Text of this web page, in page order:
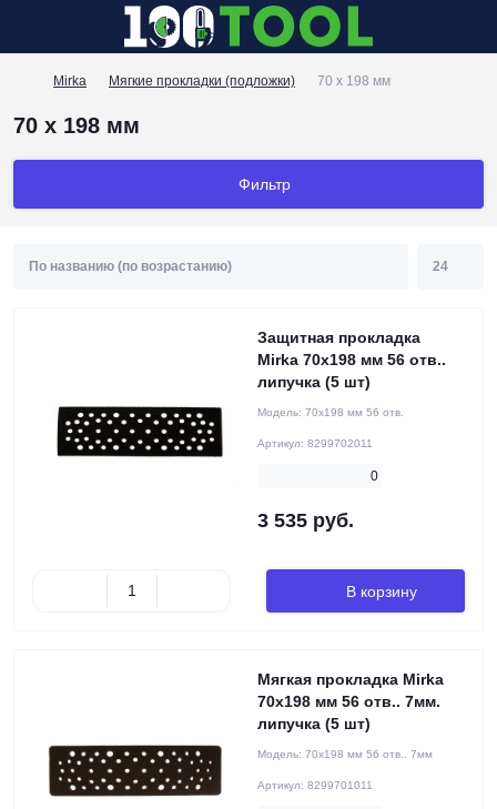
Mirka Мягкие прокладки (подложки) 70 x 198 мм
70 x 198 мм
Фильтр
Защитная прокладка
Mirka 70х198 мм 56 отв..
липучка (5 шт)
Модель: 70х198 мм 56 отв.
Артикул: 8299702011
0
3 535 руб.
В корзину
Мягкая прокладка Mirka
70х198 мм 56 отв.. 7мм.
липучка (5 шт)
Модель: 70х198 мм 56 отв.. 7мм
Артикул: 8299701011